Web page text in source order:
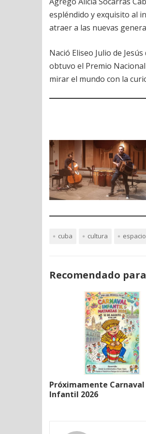
espléndido y exquisito al
atraer a las nuevas
Nació Eliseo Julio de
obtuvo el Premio
mirar el mundo con la
cuba cultura
Recomendado
Próximamente Carnaval
Infantil 2026